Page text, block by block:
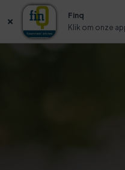
Finq
Klik om onze